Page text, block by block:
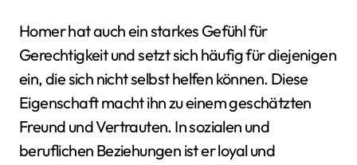
Homer hat auch ein starkes Gefühl für
Gerechtigkeit und setzt sich häufig für diejenigen
ein, die sich nicht selbst helfen können. Diese
Eigenschaft macht ihn zu einem geschätzten
Freund und Vertrauten. In sozialen und
beruflichen Beziehungen ist er loyal und